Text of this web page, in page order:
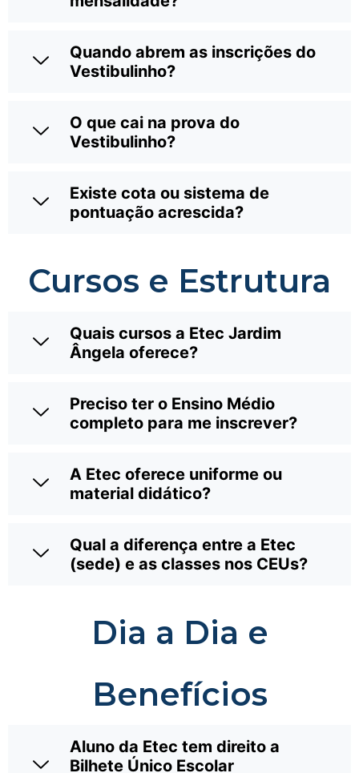
Quando abrem as inscrições do
Vestibulinho?
O que cai na prova do
Vestibulinho?
Existe cota ou sistema de
pontuação acrescida?
Cursos e Estrutura
Quais cursos a Etec Jardim
Ângela oferece?
Preciso ter o Ensino Médio
completo para me inscrever?
A Etec oferece uniforme ou
material didático?
Qual a diferença entre a Etec
(sede) e as classes nos CEUs?
Dia a Dia e
Benefícios
Aluno da Etec tem direito a
Bilhete Único Escolar